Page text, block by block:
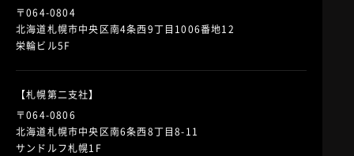
〒064-0804
北海道札幌市中央区南4条西9丁目1006番地12
栄輪ビル5F
【札幌第二支社】
〒064-0806
北海道札幌市中央区南6条西8丁目8-11
サンドルフ札幌1F